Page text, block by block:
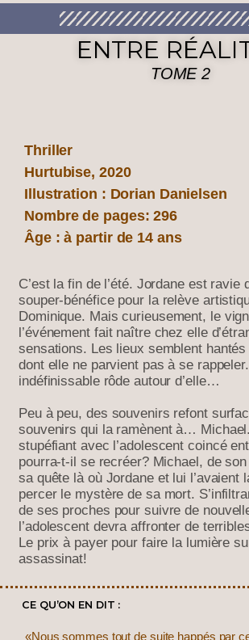
ENTRE
TOME 2
Thriller
Hurtubise, 2020
Illustration : Dorian Danielsen
Nombre de pages: 296
Âge : à partir de 14 ans
C’est la fin de l’été. Jordane est ravie
souper-bénéfice pour la relève
Dominique. Mais curieusement, le
l’événement fait naître chez elle
sensations. Les lieux semblent
dont elle ne parvient pas à se
indéfinissable rôde autour d’elle…
Peu à peu, des souvenirs refont
souvenirs qui la ramènent à…
stupéfiant avec l’adolescent coincé
pourra-t-il se recréer? Michael, de
sa quête là où Jordane et lui l’avaient
percer le mystère de sa mort.
de ses proches pour suivre de
l’adolescent devra affronter de
Le prix à payer pour faire la lumière
assassinat!
CE QU’ON EN DIT :
«Nous sommes tout de suite happés par